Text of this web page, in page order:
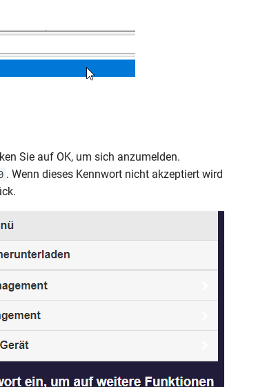
Sie auf OK, um sich anzumelden.
. Wenn dieses Kennwort nicht akzeptiert wird